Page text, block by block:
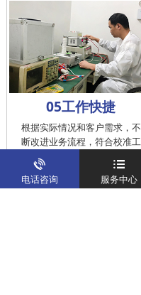
05工作快捷
根据实际情况和客户需求，不
断改进业务流程，符合校准工
作在服务的时间标准内完成
电话咨询 服务中心